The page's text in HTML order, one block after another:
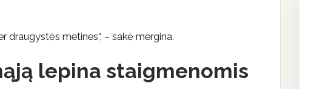
draugystės metines“, – sakė mergina.
lepina staigmenomis